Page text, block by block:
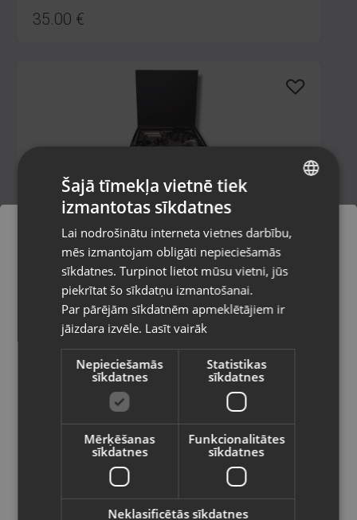
35.00 €
Revamp DR-7000
Rīga, Čiekurkalna 2. līnija 30
Stāvoklis Jauns (Garantija 24 mēneši)
120.00€
/mēn.
Philips bhd839
Pasūtījumi tiks piegādāti uz
izvēlēto valsti
Vietnes saturs būs attēlots izvēlētajā
valodā
Valsts
Latviešu / Latvian
RUSSIAN
Šajā tīmekļa vietnē tiek
izmantotas sīkdatnes
Lai nodrošinātu interneta vietnes darbību,
mēs izmantojam obligāti nepieciešamās
sīkdatnes. Turpinot lietot mūsu vietni, jūs
piekrītat šo sīkdatņu izmantošanai.
Par pārējām sīkdatnēm apmeklētājiem ir
jāizdara izvēle. Lasīt vairāk
Nepieciešamās
sīkdatnes
Statistikas
sīkdatnes
Mērķēšanas
sīkdatnes
Funkcionalitātes
sīkdatnes
Neklasificētās sīkdatnes